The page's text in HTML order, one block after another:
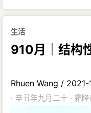
生活
910月｜结构
Rhuen Wang / 2021-
· 辛丑年九月二十 · 霜